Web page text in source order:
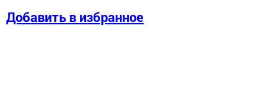
Добавить в избранное